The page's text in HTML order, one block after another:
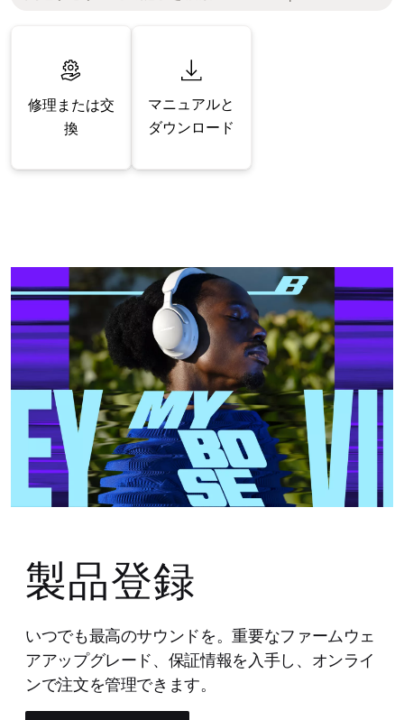
修理または交
換
マニュアルと
ダウンロード
製品登録
いつでも最高のサウンドを。重要なファームウェ
アアップグレード、保証情報を入手し、オンライ
ンで注文を管理できます。